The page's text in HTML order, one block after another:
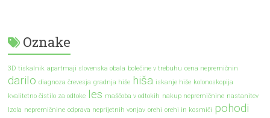
Oznake
3D tiskalnik apartmaji slovenska obala bolečine v trebuhu cena nepremičnin
darilo diagnoza črevesja gradnja hiše hiša iskanje hiše kolonoskopija
kvalitetno čistilo za odtoke les maščoba v odtokih nakup nepremičnine nastanitev
Izola nepremičnine odprava neprijetnih vonjav orehi orehi in kosmiči pohodi